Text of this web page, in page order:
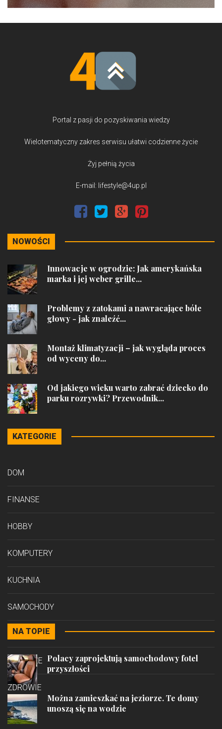
Portal z pasji do pozyskiwania wiedzy
Wielotematyczny zakres serwisu ułatwi codzienne życie
Żyj pełnią życia
E-mail: lifestyle@4up.pl
NOWOŚCI
Innowacje w ogrodzie: Jak amerykańska
marka i jej weber grille...
Problemy z zatokami a nawracające bóle
głowy - jak znaleźć...
Montaż klimatyzacji – jak wygląda proces
od wyceny do...
Od jakiego wieku warto zabrać dziecko do
parku rozrywki? Przewodnik...
KATEGORIE
DOM
FINANSE
HOBBY
KOMPUTERY
KUCHNIA
SAMOCHODY
STYL
PODRÓŻE
ZDROWIE
NA TOPIE
Polacy zaprojektują samochodowy fotel
przyszłości
Można zamieszkać na jeziorze. Te domy
unoszą się na wodzie